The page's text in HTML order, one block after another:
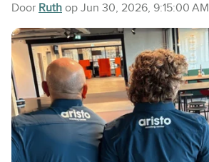
Door Ruth op Jun 30, 2026, 9:15:00 AM